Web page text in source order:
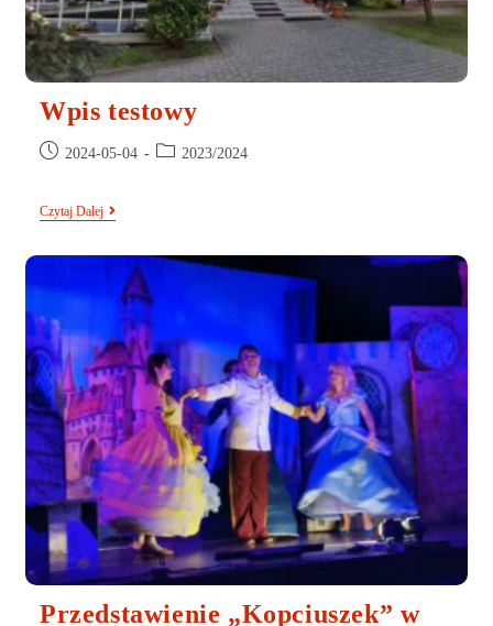
Wpis testowy
2024-05-04 2023/2024
Czytaj Dalej
Przedstawienie „Kopciuszek” w